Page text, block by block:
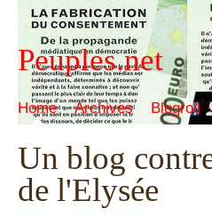
Peuples.net
Home Archives Blogroll
Un blog
de l'Elysée